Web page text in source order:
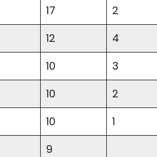
17 2
12 4
10 3
10 2
10 1
9